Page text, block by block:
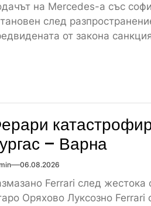
на Mercedes-а със
след
от закона
– Варна
06.08.2026
Ferrari след жестока
Оряхово Луксозно Ferrari